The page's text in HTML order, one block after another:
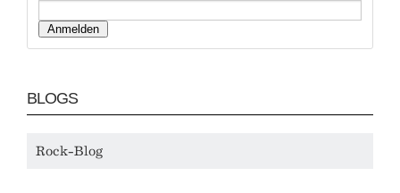
BLOGS
Rock-Blog